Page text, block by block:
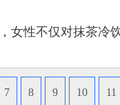
女性不仅对抹茶冷
7 8 9 10 11